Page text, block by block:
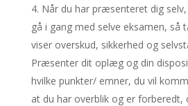
Når du har præsenteret dig
gå i gang med selve eksamen, så
viser overskud, sikkerhed og
Præsenter dit oplæg og din
hvilke punkter/ emner, du vil
at du har overblik og er forberedt,